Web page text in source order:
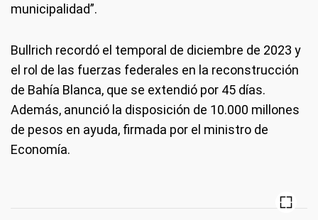
municipalidad”.
Bullrich recordó el temporal de diciembre de 2023 y
el rol de las fuerzas federales en la reconstrucción
de Bahía Blanca, que se extendió por 45 días.
Además, anunció la disposición de 10.000 millones
de pesos en ayuda, firmada por el ministro de
Economía.